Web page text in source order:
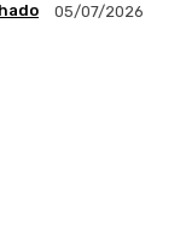
05/07/2026